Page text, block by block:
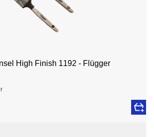
High Finish 1192 - Flügger